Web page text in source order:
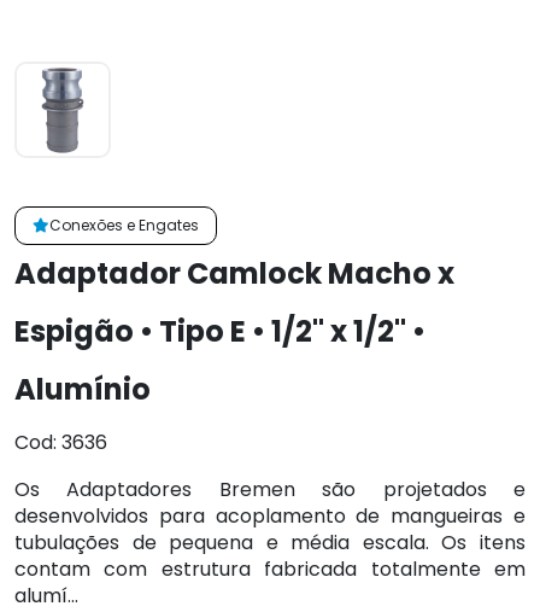
Conexões e Engates
Adaptador Camlock Macho x
Espigão • Tipo E • 1/2" x 1/2" •
Alumínio
Cod: 3636
Os Adaptadores Bremen são projetados e
desenvolvidos para acoplamento de mangueiras e
tubulações de pequena e média escala. Os itens
contam com estrutura fabricada totalmente em
alumí...